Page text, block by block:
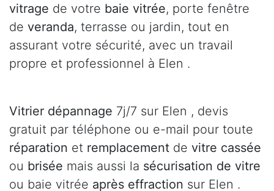
vitrage de votre baie vitrée, porte fenêtre
de veranda, terrasse ou jardin, tout en
assurant votre sécurité, avec un travail
propre et professionnel à Elen .
Vitrier dépannage 7j/7 sur Elen , devis
gratuit par téléphone ou e-mail pour toute
réparation et remplacement de vitre cassée
ou brisée mais aussi la sécurisation de vitre
ou baie vitrée après effraction sur Elen .